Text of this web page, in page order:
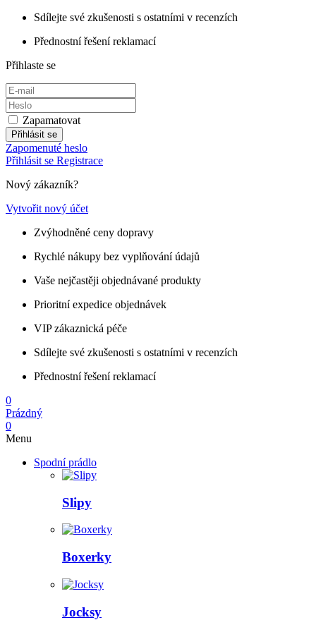
Sdílejte své zkušenosti s ostatními v recenzích
Přednostní řešení reklamací
Přihlaste se
Zapamatovat
Přihlásit se
Zapomenuté heslo
Přihlásit se Registrace
Nový zákazník?
Vytvořit nový účet
Zvýhodněné ceny dopravy
Rychlé nákupy bez vyplňování údajů
Vaše nejčastěji objednávané produkty
Prioritní expedice objednávek
VIP zákaznická péče
Sdílejte své zkušenosti s ostatními v recenzích
Přednostní řešení reklamací
0
Prázdný
0
Menu
Spodní prádlo
Slipy
Boxerky
Jocksy